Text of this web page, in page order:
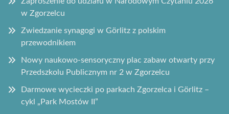
w Zgorzelcu
Zwiedzanie synagogi w Görlitz z polskim
przewodnikiem
Nowy naukowo-sensoryczny plac zabaw otwarty przy
Przedszkolu Publicznym nr 2 w Zgorzelcu
Darmowe wycieczki po parkach Zgorzelca i Görlitz –
cykl „Park Mostów II”